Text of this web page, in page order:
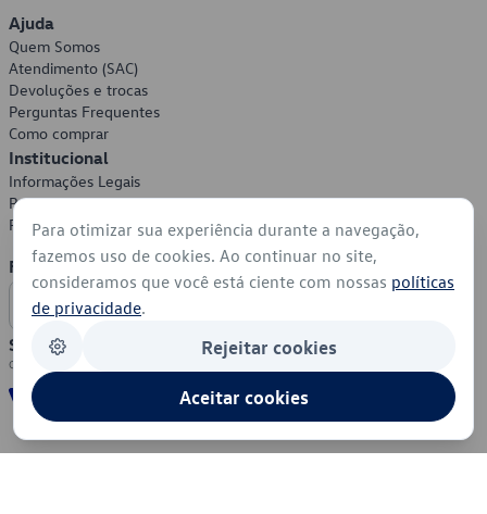
Ajuda
Quem Somos
Atendimento (SAC)
Devoluções e trocas
Perguntas Frequentes
Como comprar
Institucional
Informações Legais
Política de Privacidade
Política de Cookies
Formas de Pagamento
Segurança
Para otimizar sua experiência durante a navegação,
fazemos uso de cookies. Ao continuar no site,
consideramos que você está ciente com nossas políticas
de privacidade.
Rejeitar cookies
Aceitar cookies